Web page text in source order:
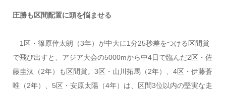
圧勝も区間配置に頭を悩ませる
1区・篠原倖太朗（3年）が中大に1分25秒差をつける区間賞
で飛び出すと、アジア大会の5000mから中4日で臨んだ2区・佐
藤圭汰（2年）も区間賞。3区・山川拓馬（2年）、4区・伊藤蒼
唯（2年）、5区・安原太陽（4年）は、区間3位以内の堅実な走